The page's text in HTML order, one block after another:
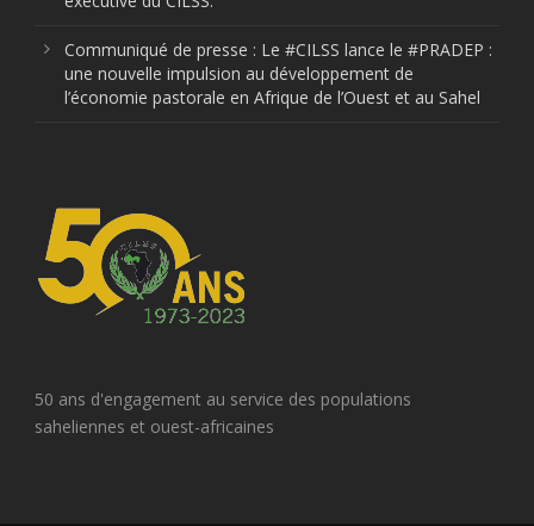
Communiqué de presse : Le #CILSS lance le #PRADEP :
une nouvelle impulsion au développement de
l’économie pastorale en Afrique de l’Ouest et au Sahel
50 ans d'engagement au service des populations
saheliennes et ouest-africaines